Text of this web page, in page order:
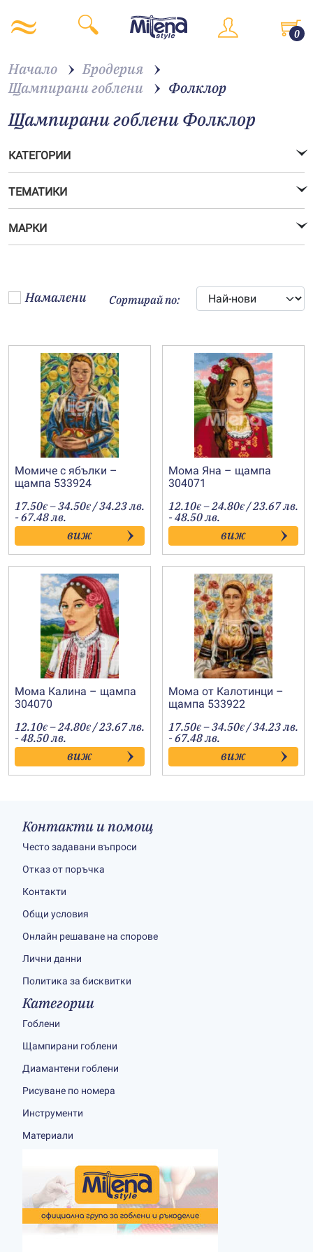
0
Начало
Бродерия
Щампирани гоблени
Фолклор
Щампирани гоблени Фолклор
КАТЕГОРИИ
ТЕМАТИКИ
МАРКИ
Намалени Сортирай по:
Момиче с ябълки –
щампа 533924
17.50€ –34.50€Price
range:
17.50€
through
34.50€
/ 34.23 лв.
- 67.48 лв.
виж
Мома Яна – щампа
304071
12.10€ –24.80€Price
range:
12.10€
through
24.80€
/ 23.67 лв.
- 48.50 лв.
виж
Мома Калина – щампа
304070
12.10€ –24.80€Price
range:
12.10€
through
24.80€
/ 23.67 лв.
- 48.50 лв.
виж
Мома от Калотинци –
щампа 533922
17.50€ –34.50€Price
range:
17.50€
through
34.50€
/ 34.23 лв.
- 67.48 лв.
виж
Контакти и помощ
Често задавани въпроси
Отказ от поръчка
Контакти
Общи условия
Онлайн решаване на спорове
Лични данни
Политика за бисквитки
Категории
Гоблени
Щампирани гоблени
Диамантени гоблени
Рисуване по номера
Инструменти
Материали